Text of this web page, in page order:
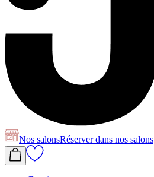
Nos salonsRéserverdans nos salons